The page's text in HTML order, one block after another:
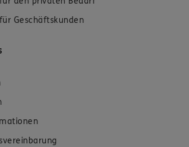
Geschäftskunden